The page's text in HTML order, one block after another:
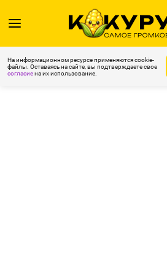
На информационном ресурсе применяются cookie-
файлы. Оставаясь на сайте, вы подтверждаете свое
согласиена их использование.